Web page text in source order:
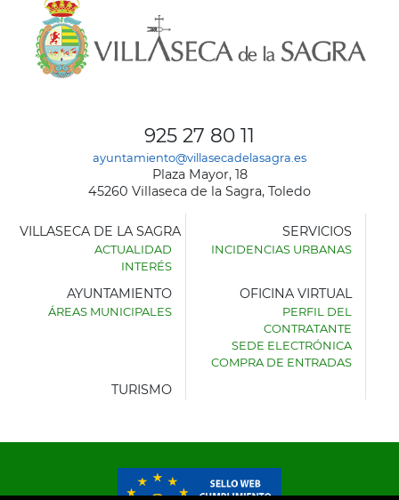
925 27 80 11
ayuntamiento@villasecadelasagra.es
Plaza Mayor, 18
45260 Villaseca de la Sagra, Toledo
AYUNTAMIENTO
VILLASECA DE LA SAGRA
ACTUALIDAD
INTERÉS
SERVICIOS
INCIDENCIAS URBANAS
AYUNTAMIENTO
ÁREAS MUNICIPALES
OFICINA VIRTUAL
PERFIL DEL
CONTRATANTE
SEDE ELECTRÓNICA
COMPRA DE ENTRADAS
TURISMO